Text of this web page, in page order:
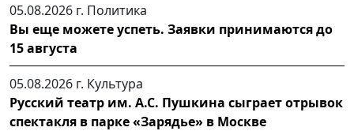
05.08.2026 г. Политика
Вы еще можете успеть. Заявки принимаются до
15 августа
05.08.2026 г. Культура
Русский театр им. А.С. Пушкина сыграет отрывок
спектакля в парке «Зарядье» в Москве